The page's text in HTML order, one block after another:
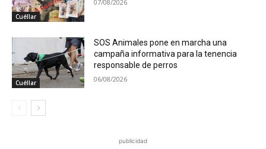
Cuéllar
07/08/2026
Cuéllar
SOS Animales pone en marcha una
campaña informativa para la tenencia
responsable de perros
06/08/2026
publicidad